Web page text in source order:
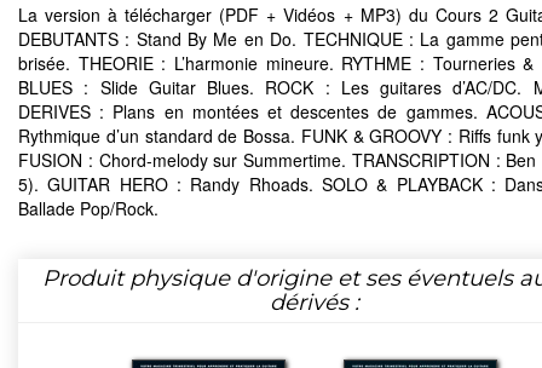
La version à télécharger (PDF + Vidéos + MP3) du Cours 2
DEBUTANTS : Stand By Me en Do. TECHNIQUE : La gamme
brisée. THEORIE : L’harmonie mineure. RYTHME : Tourneries &
BLUES : Slide Guitar Blues. ROCK : Les guitares d’AC/DC.
DERIVES : Plans en montées et descentes de gammes.
Rythmique d’un standard de Bossa. FUNK & GROOVY : Riffs funk
FUSION : Chord-melody sur Summertime. TRANSCRIPTION :
5). GUITAR HERO : Randy Rhoads. SOLO & PLAYBACK :
Ballade Pop/Rock.
Produit physique d'origine et ses éventuels
dérivés :